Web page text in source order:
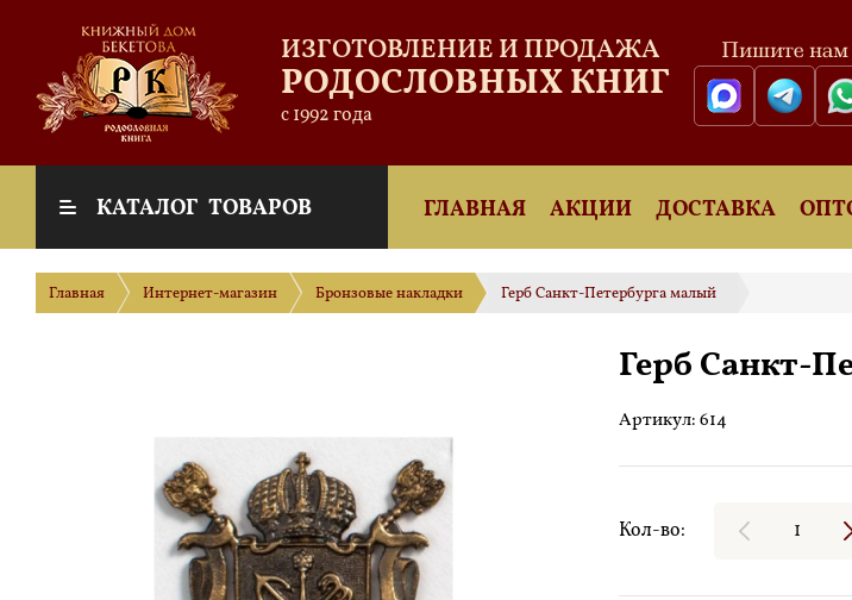
ИЗГОТОВЛЕНИЕ И ПРОДАЖА
РОДОСЛОВНЫХ КНИГ
с 1992 года
Пишите нам
КАТАЛОГ ТОВАРОВ ГЛАВНАЯ АКЦИИ ДОСТАВКА
Главная Интернет-магазин Бронзовые накладки Герб Санкт-Петербурга малый
Герб Санкт-
Артикул:614
Кол-во: